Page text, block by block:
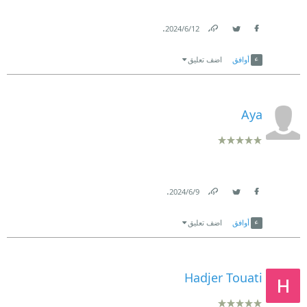
12‏/6‏/2024
.
أوافق اضف تعليق
Aya
9‏/6‏/2024
.
أوافق اضف تعليق
Hadjer Touati